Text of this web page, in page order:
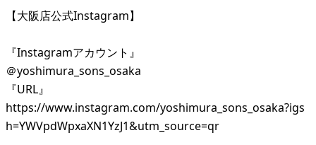
【大阪店公式Instagram】
『Instagramアカウント』
＠yoshimura_sons_osaka
『URL』
https://www.instagram.com/yoshimura_sons_osaka?igs
h=YWVpdWpxaXN1YzJ1&utm_source=qr